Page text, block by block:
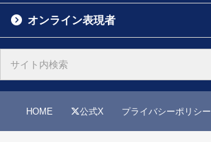
オンライン表現者
HOME 公式X プライバシーポリシー